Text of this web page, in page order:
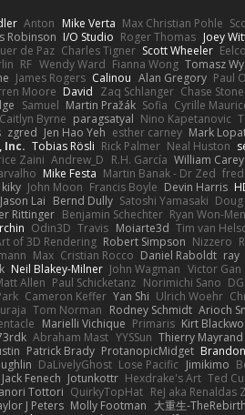
Anton Mike Verta Max Christian Pohle
Robinson I/O Studio Roger Thomas Joey
de Paz Charles Tigner Scott Wheeler
RF Wendy Ward Fianna Wong Tomasz
James Rogers Calinou Alan Gregory Paul
Moore David Zaq Schlanger Chase Stone
Samuel Martin Pražák Sofia Cyrille
Caitlyn Byrne paragsatyal Nino Kapetanovic
zgred Jen Hao Yeh esther carney Mark
Inc. Tobias Rösli Rick Palmer Neal Huston
Zaini Andrew_D R.H. García William Carey
Mike Festa Martin Banak - Dr Zed
kiky John Moon Francis Boyle Devin Harris
Jason Lai Bernd Dully Satoshi Yamasaki
Rittinger Benjamin Schechter Ryan Won-
Odin3D Travis Moiarte3d Tim van
of 3D Rendering Robert Simpson Nizzero
Max Cristian Rocco Daniel Raboldt ray
Neil Blakey-Milner John Wagman Victor Gan
Allen Paul Schicketanz Norimichi Sano
Cameron Keffer Yan Shi Ulrich Woehr
Tom Norman Rodney Schmidt Arioch
Marielli Vichique Primaris Kirt
Abraham Mast YYSSun Thierry Mayrand
Patrick Brady ProtanopicMidget
DaLivelyGhost Lose Pacific Jimikimo
Jack Fenech Jotunkottr Hexdrake's Art Ted
Tottori QuirkyTopHat ReJ aka Renaldas
J Peters Molly Footman 大重生-TheRebirth